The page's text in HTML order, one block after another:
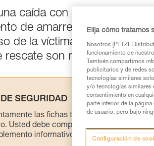
caída con un elemento
de amarre de sujeción o
de la víctima influye poco
rescate son relativamente
SEGURIDAD
las fichas técnicas de los
Usted debe comprender la información
informativo.
Elija cómo tratamos
Nosotros [PETZL
funcionamiento de
También compartimos
publicitarios y de redes
tecnologías similares
y/o tecnologías similares
consentimiento en
parte inferior de la
de usuario, pero bajo
Configuración de